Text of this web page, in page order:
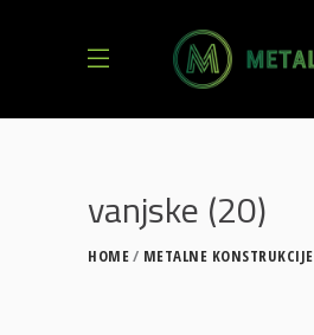
vanjske (20)
HOME METALNE KONSTRUKCIJE